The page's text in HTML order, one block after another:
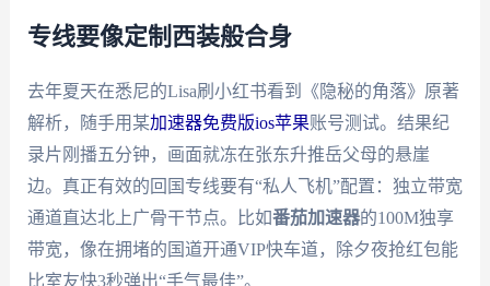
专线要像定制西装般合身
去年夏天在悉尼的Lisa刷小红书看到《隐秘的角落》原著
解析，随手用某加速器免费版ios苹果账号测试。结果纪
录片刚播五分钟，画面就冻在张东升推岳父母的悬崖
边。真正有效的回国专线要有“私人飞机”配置：独立带宽
通道直达北上广骨干节点。比如番茄加速器的100M独享
带宽，像在拥堵的国道开通VIP快车道，除夕夜抢红包能
比室友快3秒弹出“手气最佳”。